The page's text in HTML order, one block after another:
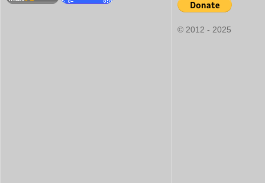
© 2012 - 2025